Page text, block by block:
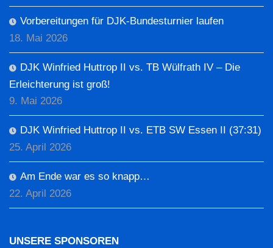
Vorbereitungen für DJK-Bundesturnier laufen
18. Mai 2026
DJK Winfried Huttrop II vs. TB Wülfrath IV – Die
Erleichterung ist groß!
9. Mai 2026
DJK Winfried Huttrop II vs. ETB SW Essen II (37:31)
25. April 2026
Am Ende war es so knapp…
22. April 2026
UNSERE SPONSOREN